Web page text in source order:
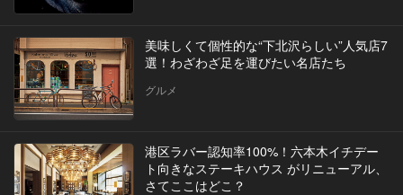
美味しくて個性的な“下北沢らしい”人気店7
選！わざわざ足を運びたい名店たち
グルメ
港区ラバー認知率100%！六本木イチデー
ト向きなステーキハウス がリニューアル、
さてここはどこ？